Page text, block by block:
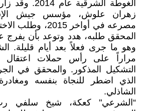
الغوطة
زهران علوش، مؤسس جيش
مصرعه في أواخر
المحقق طلبه، هدد وتوعد بأن يفرج
وهو ما جرى فعلاً بعد أيام قليلة.
مراراً على رأس حملات اعتقال
التشكيل المذكور. والمحقق في
الذي اضطر للنجاة بنفسه
الشاذلي.
“الشرعي" كعكة، شيخ سلفي